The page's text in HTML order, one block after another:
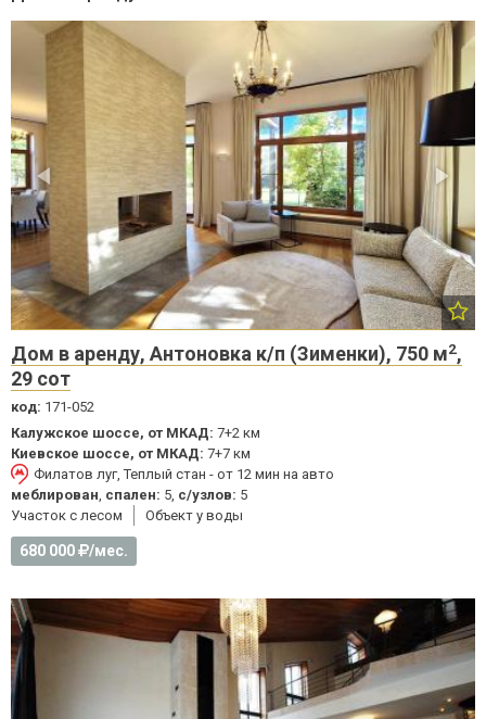
Дом в аренду, Антоновка к/п (Зименки), 750 м2,
29 сот
код: 171-052
Калужское шоссе, от МКАД: 7+2 км
Киевское шоссе, от МКАД: 7+7 км
Филатов луг, Теплый стан - от 12 мин на авто
меблирован, спален: 5, с/узлов: 5
Участок с лесом
Объект у воды
680 000 /мес.